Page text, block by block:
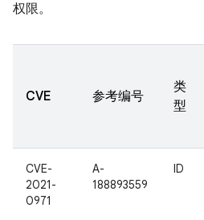
权限。
CVE 参考编号
类
型
CVE-
2021-
0971
A-
188893559
ID